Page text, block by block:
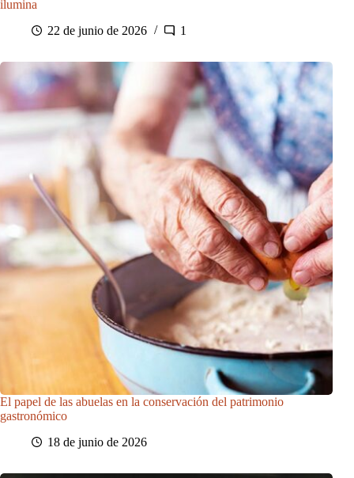
ilumina
22 de junio de 2026
1
El papel de las abuelas en la conservación del patrimonio
gastronómico
18 de junio de 2026